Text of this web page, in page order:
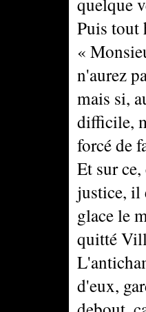
Puis tout
«
n'aurez
mais si,
difficile,
forcé de
Et sur
justice, il
glace le
quitté
d'eux,